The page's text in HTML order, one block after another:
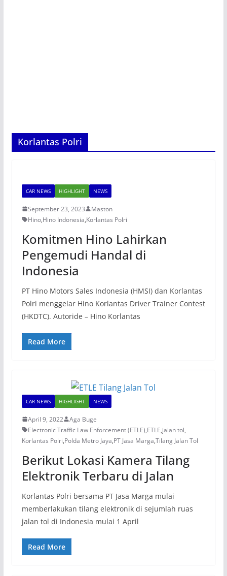
Korlantas Polri
CAR NEWS HIGHLIGHT NEWS
September 23, 2023
Maston
Hino,Hino Indonesia,Korlantas Polri
Komitmen Hino Lahirkan
Pengemudi Handal di
Indonesia
PT Hino Motors Sales Indonesia (HMSI) dan Korlantas
Polri menggelar Hino Korlantas Driver Trainer Contest
(HKDTC). Autoride – Hino Korlantas
Read More
CAR NEWS HIGHLIGHT NEWS
April 9, 2022
Aga Buge
Electronic Traffic Law Enforcement (ETLE),ETLE,jalan tol,
Korlantas Polri,Polda Metro Jaya,PT Jasa Marga,Tilang Jalan Tol
Berikut Lokasi Kamera Tilang
Elektronik Terbaru di Jalan
Korlantas Polri bersama PT Jasa Marga mulai
memberlakukan tilang elektronik di sejumlah ruas
jalan tol di Indonesia mulai 1 April
Read More